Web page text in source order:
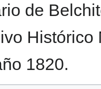
de
1820.